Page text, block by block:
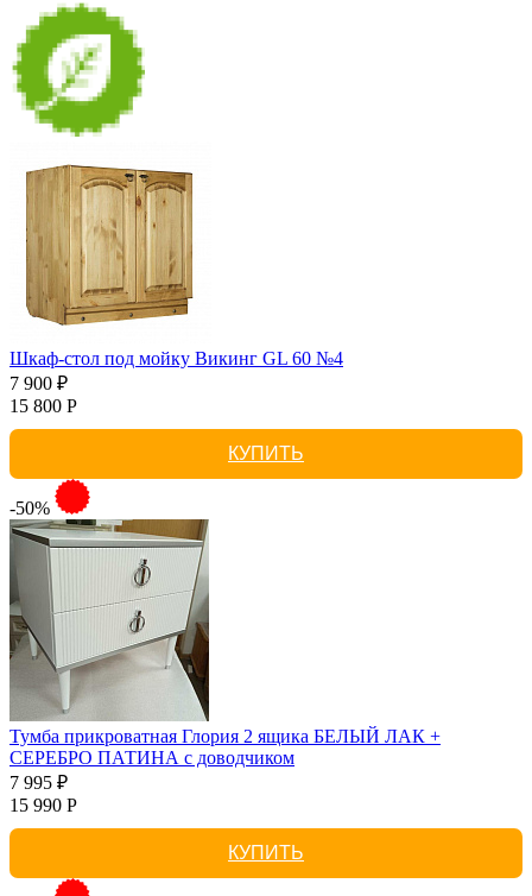
Шкаф-стол под мойку Викинг GL 60 №4
7 900 ₽
15 800 Р
КУПИТЬ
-50%
Тумба прикроватная Глория 2 ящика БЕЛЫЙ ЛАК +
СЕРЕБРО ПАТИНА с доводчиком
7 995 ₽
15 990 Р
КУПИТЬ